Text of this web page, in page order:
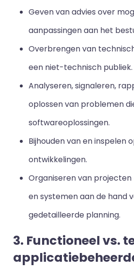
Geven van advies over
aanpassingen aan het
Overbrengen van
een niet-technisch publiek.
Analyseren, signaleren,
oplossen van problemen
softwareoplossingen.
Bijhouden van en inspelen
ontwikkelingen.
Organiseren van
en systemen aan de hand
gedetailleerde planning.
3. Functioneel vs.